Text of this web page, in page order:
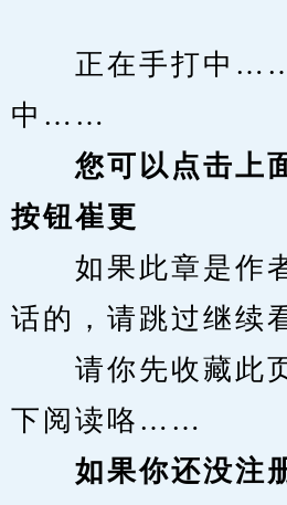
正在手打中……
中……
您可以点击上
按钮崔更
如果此章是作者
话的，请跳过继续
请你先收藏此页
下阅读咯……
如果你还没注册